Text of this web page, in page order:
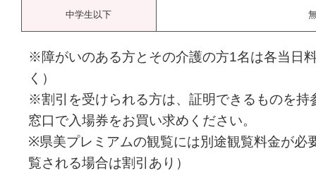
中学生以下
※障がいのある方とその介護の方1名は各当日
く）
※割引を受けられる方は、証明できるものを持
窓口で入場券をお買い求めください。
※県美プレミアムの観覧には別途観覧料金が必
覧される場合は割引あり）